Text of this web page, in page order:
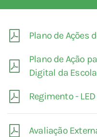
Plano de Ações
Plano de Ação
Digital da
Regimento - LED
Avaliação